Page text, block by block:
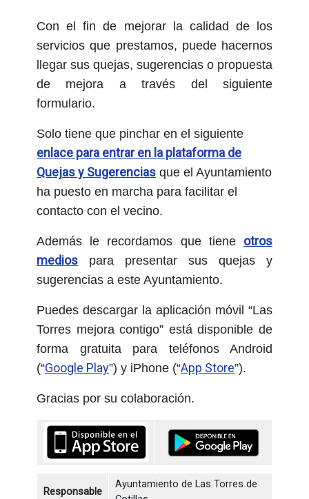
Con el fin de mejorar la calidad de los
servicios que prestamos, puede hacernos
llegar sus quejas, sugerencias o propuesta
de mejora a través del siguiente
formulario.
Solo tiene que pinchar en el siguiente
enlace para entrar en la plataforma de
Quejas y Sugerencias que el Ayuntamiento
ha puesto en marcha para facilitar el
contacto con el vecino.
Además le recordamos que tiene otros
medios para presentar sus quejas y
sugerencias a este Ayuntamiento.
Puedes descargar la aplicación móvil “Las
Torres mejora contigo” está disponible de
forma gratuita para teléfonos Android
(“Google Play”) y iPhone (“App Store”).
Gracias por su colaboración.
Responsable
Ayuntamiento de Las Torres de